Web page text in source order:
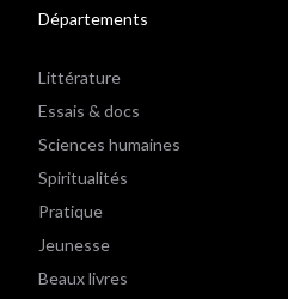
Départements
Littérature
Essais & docs
Sciences humaines
Spiritualités
Pratique
Jeunesse
Beaux livres